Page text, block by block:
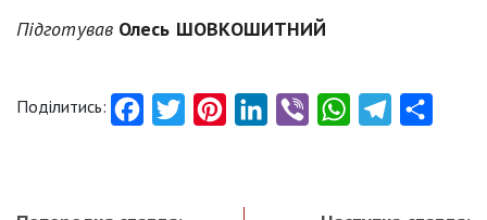
ПідготувавОлесь ШОВКОШИТНИЙ
Поділитись: FacebookTwitter PinterestLinkedInViber WhatsAppTelegram